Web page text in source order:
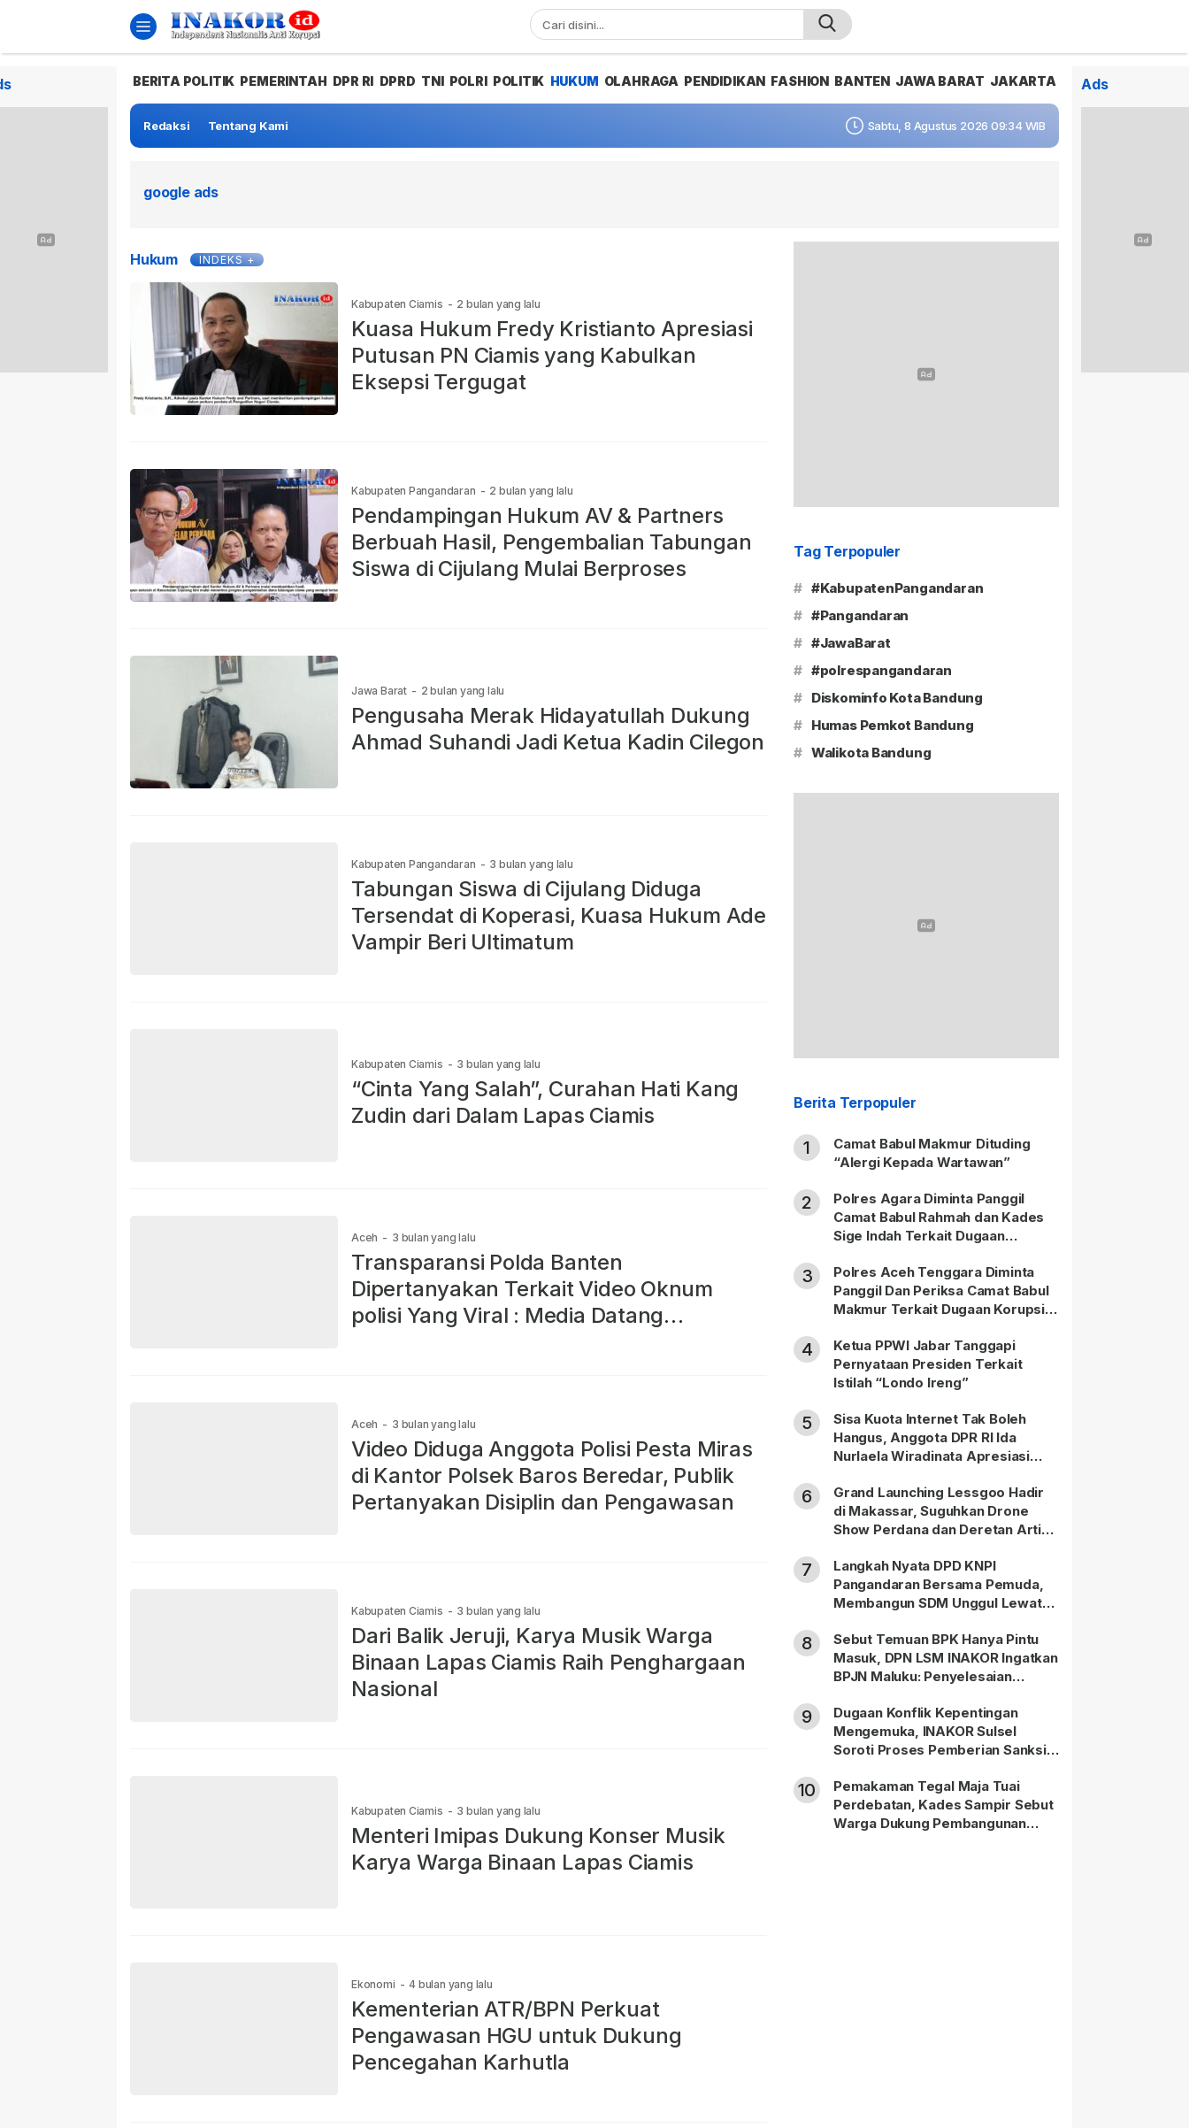
BERITA POLITIK PEMERINTAH DPR RI DPRD TNI POLRI POLITIK HUKUM OLAHRAGA PENDIDIKAN FASHION BANTEN JAWA BARAT JAKARTA
Redaksi Tentang Kami Sabtu, 8 Agustus 2026 09:34 WIB
google ads
Hukum INDEKS +
Kabupaten Ciamis - 2 bulan yang lalu
Kuasa Hukum Fredy Kristianto Apresiasi
Putusan PN Ciamis yang Kabulkan
Eksepsi Tergugat
Kabupaten Pangandaran - 2 bulan yang lalu
Pendampingan Hukum AV & Partners
Berbuah Hasil, Pengembalian Tabungan
Siswa di Cijulang Mulai Berproses
Jawa Barat - 2 bulan yang lalu
Pengusaha Merak Hidayatullah Dukung
Ahmad Suhandi Jadi Ketua Kadin Cilegon
Kabupaten Pangandaran - 3 bulan yang lalu
Tabungan Siswa di Cijulang Diduga
Tersendat di Koperasi, Kuasa Hukum Ade
Vampir Beri Ultimatum
Kabupaten Ciamis - 3 bulan yang lalu
“Cinta Yang Salah”, Curahan Hati Kang
Zudin dari Dalam Lapas Ciamis
Aceh - 3 bulan yang lalu
Transparansi Polda Banten
Dipertanyakan Terkait Video Oknum
polisi Yang Viral : Media Datang
Aceh - 3 bulan yang lalu
Video Diduga Anggota Polisi Pesta Miras
di Kantor Polsek Baros Beredar, Publik
Pertanyakan Disiplin dan Pengawasan
Kabupaten Ciamis - 3 bulan yang lalu
Dari Balik Jeruji, Karya Musik Warga
Binaan Lapas Ciamis Raih Penghargaan
Nasional
Kabupaten Ciamis - 3 bulan yang lalu
Menteri Imipas Dukung Konser Musik
Karya Warga Binaan Lapas Ciamis
Ekonomi - 4 bulan yang lalu
Kementerian ATR/BPN Perkuat
Pengawasan HGU untuk Dukung
Pencegahan Karhutla
Tag Terpopuler
# #KabupatenPangandaran
# #Pangandaran
# #JawaBarat
# #polrespangandaran
# Diskominfo Kota Bandung
# Humas Pemkot Bandung
# Walikota Bandung
Berita Terpopuler
1
Camat Babul Makmur Dituding
“Alergi Kepada Wartawan”
2
Polres Agara Diminta Panggil
Camat Babul Rahmah dan Kades
Sige Indah Terkait Dugaan
3
Polres Aceh Tenggara Diminta
Panggil Dan Periksa Camat Babul
Makmur Terkait Dugaan Korupsi
4
Ketua PPWI Jabar Tanggapi
Pernyataan Presiden Terkait
Istilah “Londo Ireng”
5
Sisa Kuota Internet Tak Boleh
Hangus, Anggota DPR RI Ida
Nurlaela Wiradinata Apresiasi
6
Grand Launching Lessgoo Hadir
di Makassar, Suguhkan Drone
Show Perdana dan Deretan Artis
7
Langkah Nyata DPD KNPI
Pangandaran Bersama Pemuda,
Membangun SDM Unggul Lewat
8
Sebut Temuan BPK Hanya Pintu
Masuk, DPN LSM INAKOR Ingatkan
BPJN Maluku: Penyelesaian
Pertanggungjawaban Pidana
Apabila Ditemukan Unsur Tindak
Pidana
9
Dugaan Konflik Kepentingan
Mengemuka, INAKOR Sulsel
Soroti Proses Pemberian Sanksi
10
Pemakaman Tegal Maja Tuai
Perdebatan, Kades Sampir Sebut
Warga Dukung Pembangunan
Ads